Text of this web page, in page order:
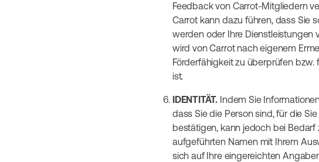
Feedback von Carrot-Mitgliedern
Carrot kann dazu führen, dass Sie
werden oder Ihre Dienstleistungen
wird von Carrot nach eigenem
Förderfähigkeit zu überprüfen
ist.
IDENTITÄT. Indem Sie
dass Sie die Person sind, für die
bestätigen, kann jedoch bei
aufgeführten Namen mit Ihrem
sich auf Ihre eingereichten